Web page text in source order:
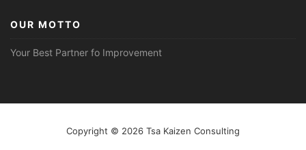
OUR MOTTO
Your Best Partner fo Improvement
Copyright © 2026 Tsa Kaizen Consulting